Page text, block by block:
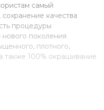
самый
качества
процедуры
поколения
плотного,
также 100% окрашивание